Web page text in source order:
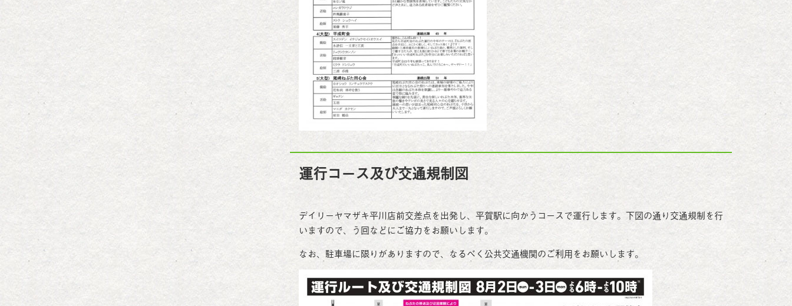
運行コース及び交通規制図
デイリーヤマザキ平川店前交差点を出発し、平賀駅に向かうコースで運行します。下図の通り交通規制を行
いますので、う回などにご協力をお願いします。
なお、駐車場に限りがありますので、なるべく公共交通機関のご利用をお願いします。